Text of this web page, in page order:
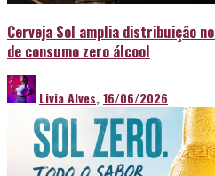
Cerveja Sol amplia distribuição
de consumo zero álcool
Livia Alves,16/06/2026